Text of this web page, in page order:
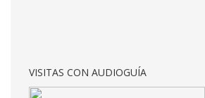
VISITAS CON AUDIOGUÍA